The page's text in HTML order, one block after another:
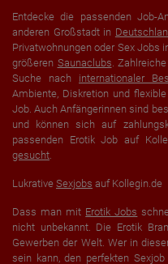
Entdecke die passenden Job-
anderen Großstadt in
Privatwohnungen oder Sex Jobs
größeren Saunaclubs . Zahlreiche
Suche nach internationaler
Ambiente, Diskretion und
Job. Auch Anfängerinnen sind
und können sich auf
passenden Erotik Job auf
gesucht
Lukrative Sexjobs auf Kollegin.de
Dass man mit Erotik Jobs
nicht unbekannt. Die Erotik
Gewerben der Welt. Wer in
sein kann, den perfekten